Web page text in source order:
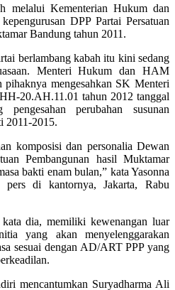
melalui Kementerian Hukum dan
DPP Partai Persatuan
Bandung tahun 2011.
berlambang kabah itu kini sedang
Menteri Hukum dan HAM
mengesahkan SK Menteri
20.AH.11.01 tahun 2012 tanggal
perubahan susunan
2011-2015.
komposisi dan personalia Dewan
Pembangunan hasil Muktamar
bakti enam bulan,” kata Yasonna
pers di kantornya, Jakarta, Rabu
dia, memiliki kewenangan luar
yang akan menyelenggarakan
sesuai dengan AD/ART PPP yang
mencantumkan Suryadharma Ali